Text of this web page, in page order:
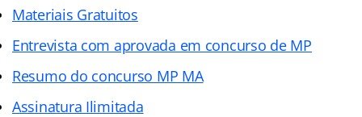
Materiais Gratuitos
Entrevista com aprovada em concurso de MP
Resumo do concurso MP MA
Assinatura Ilimitada